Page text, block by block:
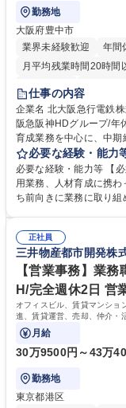
勤務地
大阪府豊中市
業界未経験歓迎
年間
月平均残業時間20時間
退職金あり
土日祝休み
服装自由
仕事の内容
企業名 北大阪急行電鉄株式会社 求人名 【豊中市/総務人事
阪急阪神HDグループ/年休124日 仕事の内容 当社にて
育成業務を中心に、中
定、さらに社内の重要会
務全般を担当していただきます。 【主な業務内容】
人材育成(社員研修)業務
投資計画等の策定 ■社内
務人事】経験者歓迎！/
必要な経験・能力
必要な経験・能力等 【
用業務、人材育成に携わったことのある方
ち前向きに業務に取り
囲のメンバーと協調しつ
歴・資格 学歴：大学院
正社員
三井物産都市開発株
【営業事務】業
H/完全週休2日 営
オフィスビル、賃貸マンショ
進、賃貸運営、売却、仲介・
ます。
月給
30万9500円～43万
勤務地
東京都港区